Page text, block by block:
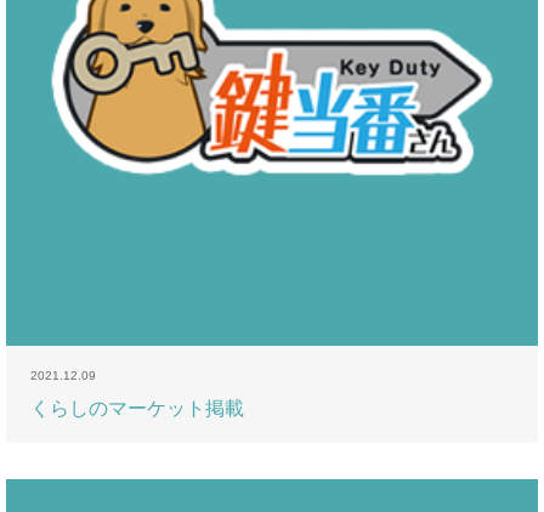
2021.12.09
くらしのマーケット掲載